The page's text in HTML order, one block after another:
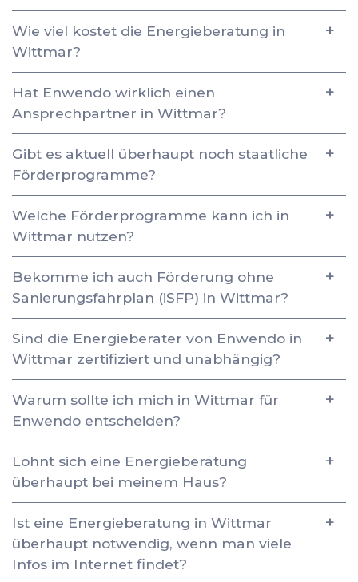
Wie viel kostet die Energieberatung in
Wittmar?
Hat Enwendo wirklich einen
Ansprechpartner in Wittmar?
Gibt es aktuell überhaupt noch staatliche
Förderprogramme?
Welche Förderprogramme kann ich in
Wittmar nutzen?
Bekomme ich auch Förderung ohne
Sanierungsfahrplan (iSFP) in Wittmar?
Sind die Energieberater von Enwendo in
Wittmar zertifiziert und unabhängig?
Warum sollte ich mich in Wittmar für
Enwendo entscheiden?
Lohnt sich eine Energieberatung
überhaupt bei meinem Haus?
Ist eine Energieberatung in Wittmar
überhaupt notwendig, wenn man viele
Infos im Internet findet?